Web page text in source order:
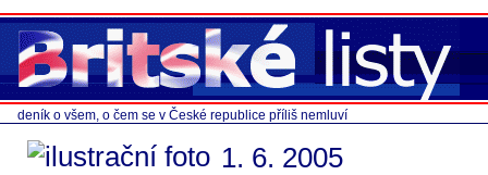
deník o všem, o čem se v České republice příliš nemluví
1. 6. 2005